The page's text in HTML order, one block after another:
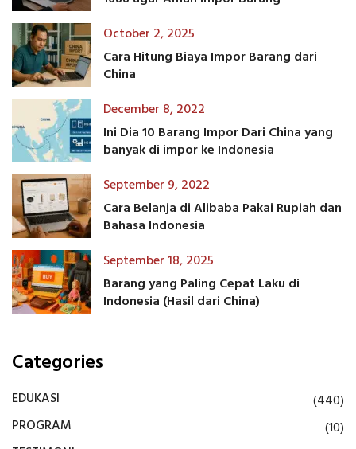
October 2, 2025
Cara Hitung Biaya Impor Barang dari
China
December 8, 2022
Ini Dia 10 Barang Impor Dari China yang
banyak di impor ke Indonesia
September 9, 2022
Cara Belanja di Alibaba Pakai Rupiah dan
Bahasa Indonesia
September 18, 2025
Barang yang Paling Cepat Laku di
Indonesia (Hasil dari China)
Categories
EDUKASI
(440)
PROGRAM
(10)